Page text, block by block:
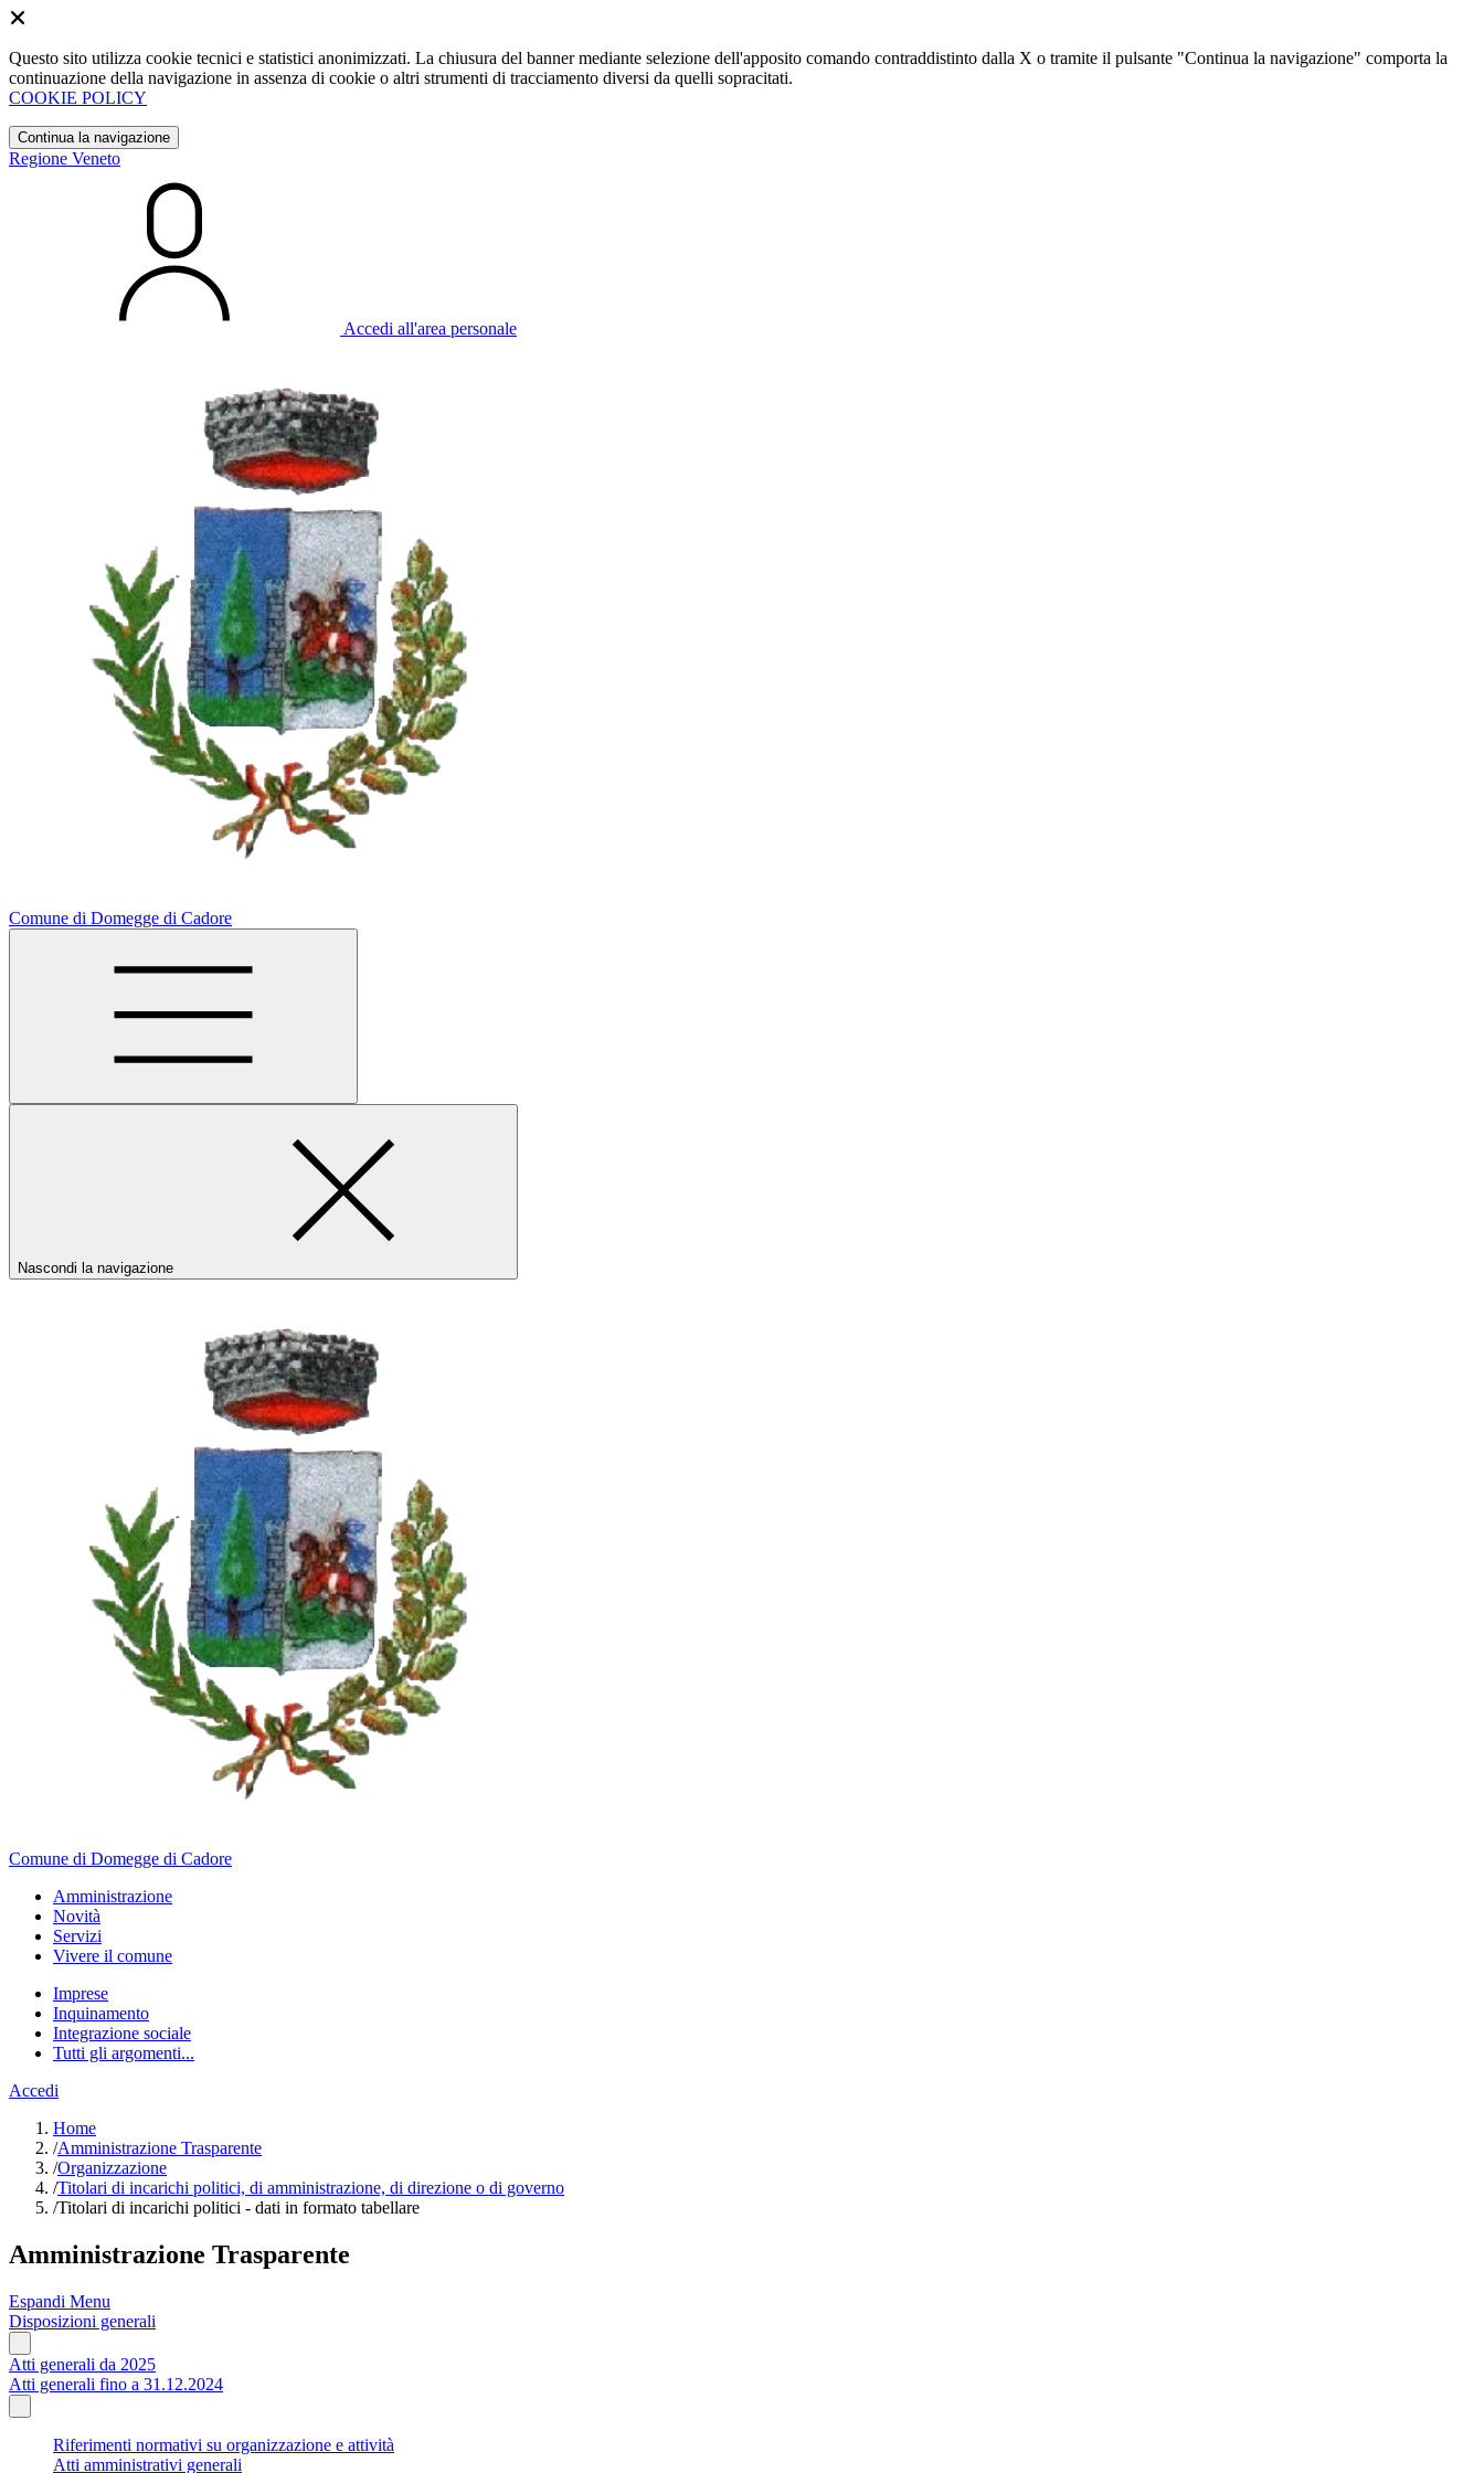
Questo sito utilizza cookie tecnici e statistici anonimizzati. La chiusura del banner mediante selezione dell'apposito comando contraddistinto dalla X o tramite il pulsante "Continua la navigazione" comporta la
continuazione della navigazione in assenza di cookie o altri strumenti di tracciamento diversi da quelli sopracitati.
COOKIE POLICY
Continua la navigazione
Regione Veneto
Accedi all'area personale
Comune di Domegge di Cadore
Nascondi la navigazione
Comune di Domegge di Cadore
Amministrazione
Novità
Servizi
Vivere il comune
Imprese
Inquinamento
Integrazione sociale
Tutti gli argomenti...
Accedi
Home
/Amministrazione Trasparente
/Organizzazione
/Titolari di incarichi politici, di amministrazione, di direzione o di governo
/Titolari di incarichi politici - dati in formato tabellare
Amministrazione Trasparente
Espandi Menu
Disposizioni generali
Atti generali da 2025
Atti generali fino a 31.12.2024
Riferimenti normativi su organizzazione e attività
Atti amministrativi generali